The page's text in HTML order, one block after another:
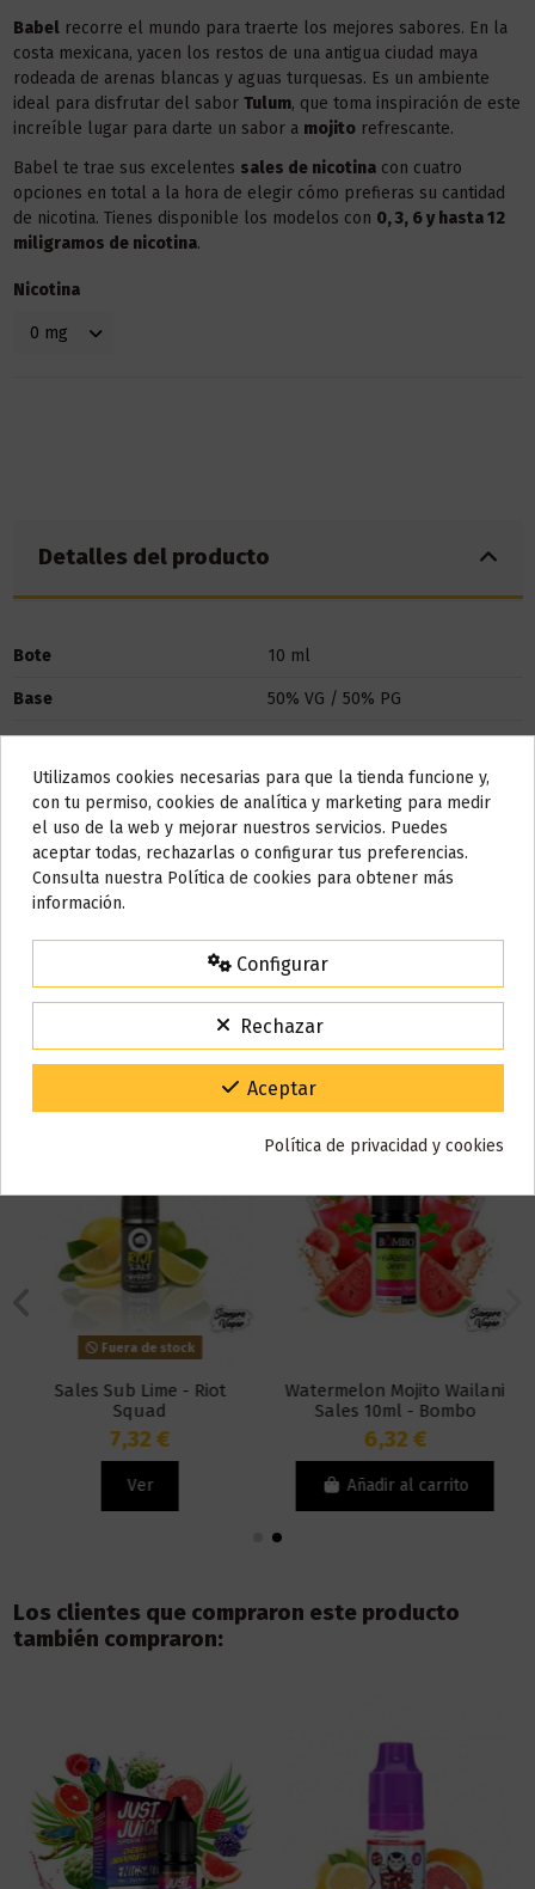
Babelrecorre el mundo para traerte los mejores sabores. En la
costa mexicana, yacen los restos de una antigua ciudad maya
rodeada de arenas blancas y aguas turquesas. Es un ambiente
ideal para disfrutar del sabor Tulum, que toma inspiración de este
increíble lugar para darte un sabor a mojitorefrescante.
Babel te trae sus excelentes sales de nicotinacon cuatro
opciones en total a la hora de elegir cómo prefieras su cantidad
de nicotina. Tienes disponible los modelos con 0, 3, 6 y hasta 12
miligramos de nicotina.
Nicotina
Detalles del producto
Bote 10 ml
Base 50% VG / 50% PG
Referencia 001754
En stock
98 Artículos
Reseñas (0)
También puede que te guste
Fuera de stock
Sales Sub Lime - Riot
Squad
7,32 €
Ver
Watermelon Mojito Wailani
Sales 10ml - Bombo
6,32 €
Añadir al carrito
Los clientes que compraron este producto
también compraron:
Do not show again.
AVISO IMPORTANTE
Nos tomamos unos días
Todos los pedidos realizados desde el
15% de descuento
Para agradecerte la espera durante estos días.
Código:VACACIONES15
Gracias por tu paciencia y por seguir confiando en nosotros.
Utilizamos cookies necesarias para que la tienda funcione y,
con tu permiso, cookies de analítica y marketing para medir
el uso de la web y mejorar nuestros servicios. Puedes
aceptar todas, rechazarlas o configurar tus preferencias.
Consulta nuestra Política de cookies para obtener más
información.
Configurar
Rechazar
Aceptar
Política de privacidad y cookies